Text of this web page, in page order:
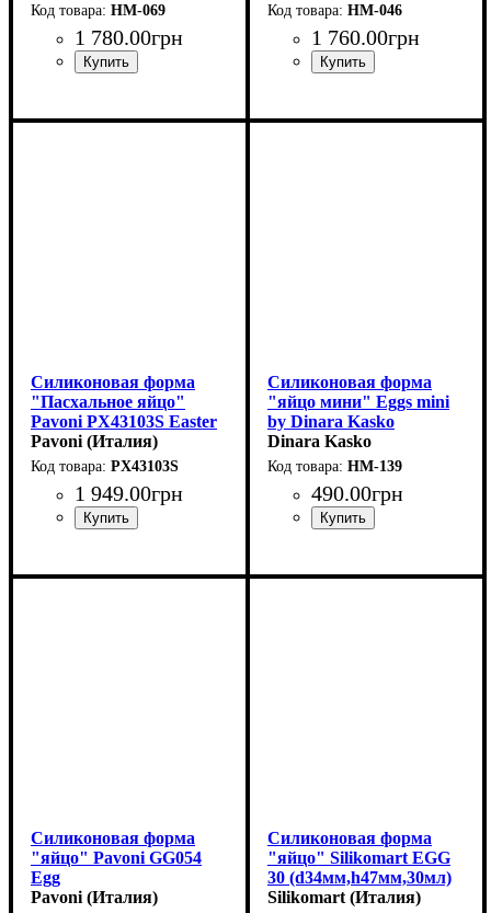
HM-069
1 780.00грн
HM-046
1 760.00грн
Силиконовая форма
"Пасхальное яйцо"
Pavoni PX43103S Easter
mono
(d70мм,h72мм,120мл)
Pavoni (Италия)
PX43103S
1 949.00грн
Силиконовая форма
"яйцо мини" Eggs mini
by Dinara Kasko
(5x15мл)
Dinara Kasko
HM-139
490.00грн
Силиконовая форма
"яйцо" Pavoni GG054
Egg
(63x48мм,h40мм,72мл)
Pavoni (Италия)
Силиконовая форма
"яйцо" Silikomart EGG
30 (d34мм,h47мм,30мл)
Silikomart (Италия)